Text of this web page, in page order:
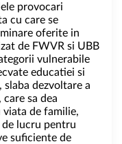
provocari
cu care se
oferite in
de FWVR si UBB
vulnerabile
educatiei si
dezvoltare a
sa dea
de familie,
lucru pentru
suficiente de